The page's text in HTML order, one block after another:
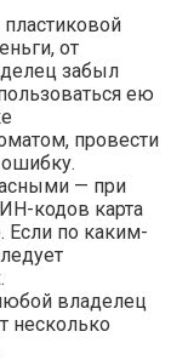
от
забыл
ею
провести
— при
кодов карта
Если по каким-
владелец
несколько